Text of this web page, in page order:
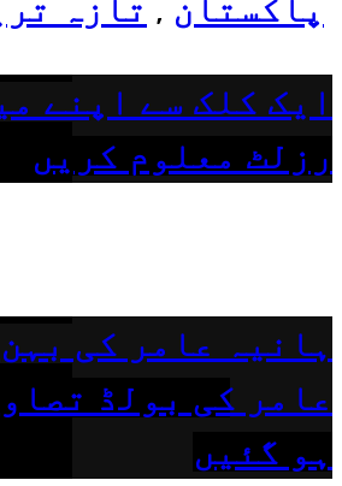
پاکستان , تازہ
ایک کلک سے اپنے
رزلٹ معلوم کریں
ہانیہ عامر کی
عامر کی بولڈ
ہو گئیں